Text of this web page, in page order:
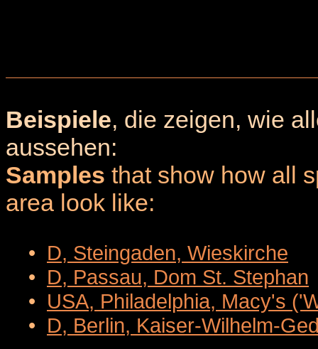
Beispiele, die zeigen, wie
aussehen:
Samples that show how all
area look like:
• D, Steingaden, Wieskirche
• D, Passau, Dom St. Stephan
• USA, Philadelphia, Macy's
• D, Berlin, Kaiser-Wilhelm-